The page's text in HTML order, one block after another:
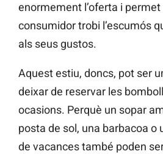
enormement l’oferta i permet
consumidor trobi l’escumós
als seus gustos.
Aquest estiu, doncs, pot ser
deixar de reservar les
ocasions. Perquè un sopar
posta de sol, una barbacoa o
de vacances també poden